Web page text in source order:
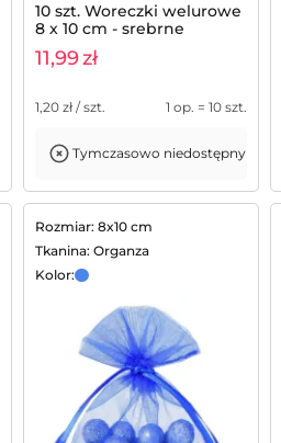
10 szt. Woreczki welurowe
8 x 10 cm - srebrne
11,99zł
1,20 zł / szt. 1 op. = 10 szt.
Tymczasowo niedostępny
Rozmiar: 8x10 cm
Tkanina: Organza
Kolor: